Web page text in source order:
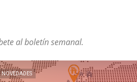
al boletín semanal.
NOVEDADES